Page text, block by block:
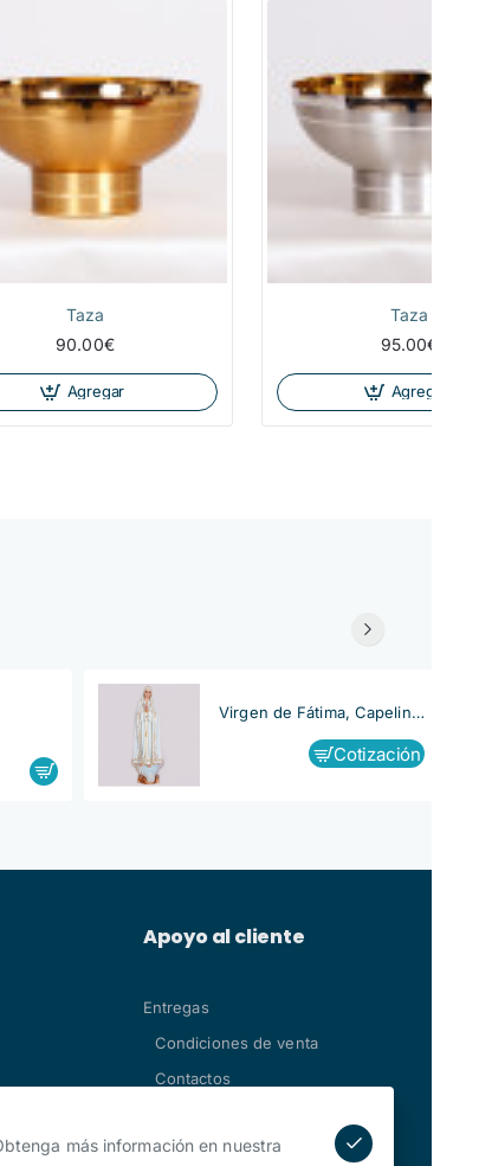
más información en nuestra
Taza
90.00€
Agregar
Taza
95.00€
Agregar
Virgen de Fátima, Capelinha
Cotización
Apoyo al cliente
Entregas
Condiciones de venta
Contactos